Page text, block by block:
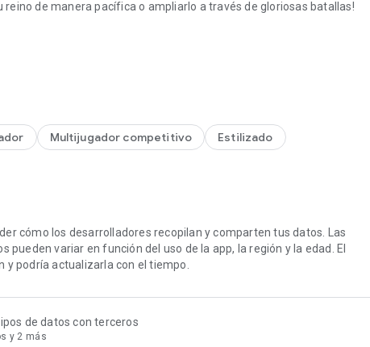
reino de manera pacífica o ampliarlo a través de gloriosas batallas!
ciudad
llenos de secretos y utiliza su poder
y haz que tus enemigos se queden de piedra
tribus.
cuidadosamente en Celtic Tribes
respira en el ambiente. Hay tribus que tienen puesta la mirada en tu
Multijugador competitivo Estilizado
cómo los desarrolladores recopilan y comparten tus datos. Las
pueden variar en función del uso de la app, la región y la edad. El
podría actualizarla con el tiempo.
de datos con terceros
y 2 más